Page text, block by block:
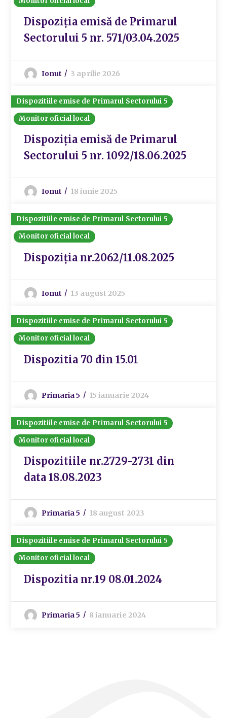
Dispoziția emisă de Primarul
Sectorului 5 nr. 571/03.04.2025
Ionut 3 aprilie 2026
Dispozitiile emise de Primarul Sectorului 5
Monitor oficial local
Dispoziția emisă de Primarul
Sectorului 5 nr. 1092/18.06.2025
Ionut 18 iunie 2025
Dispozitiile emise de Primarul Sectorului 5
Monitor oficial local
Dispoziția nr.2062/11.08.2025
Ionut 13 august 2025
Dispozitiile emise de Primarul Sectorului 5
Monitor oficial local
Dispozitia 70 din 15.01
Primaria 5 15 ianuarie 2024
Dispozitiile emise de Primarul Sectorului 5
Monitor oficial local
Dispozitiile nr.2729-2731 din
data 18.08.2023
Primaria 5 18 august 2023
Dispozitiile emise de Primarul Sectorului 5
Monitor oficial local
Dispozitia nr.19 08.01.2024
Primaria 5 8 ianuarie 2024